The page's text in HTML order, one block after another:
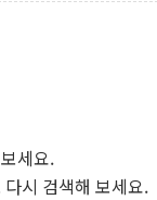
세요.
시 검색해 보세요.